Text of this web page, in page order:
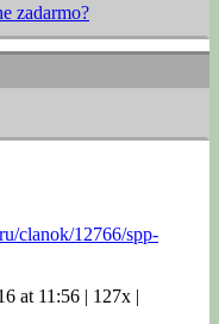
clanok/12766/spp-
at 11:56 | 127x |